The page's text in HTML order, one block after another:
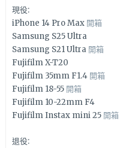
現役:
iPhone 14 Pro Max 開箱
Samsung S25 Ultra
Samsung S21 Ultra 開箱
Fujifilm X-T20
Fujifilm 35mm F1.4 開箱
Fujifilm 18-55 開箱
Fujifilm 10-22mm F4
Fujifilm Instax mini 25 開箱
退役: